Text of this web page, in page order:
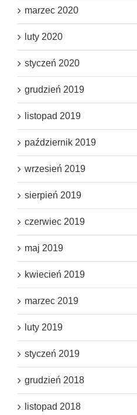
marzec 2020
luty 2020
styczeń 2020
grudzień 2019
listopad 2019
październik 2019
wrzesień 2019
sierpień 2019
czerwiec 2019
maj 2019
kwiecień 2019
marzec 2019
luty 2019
styczeń 2019
grudzień 2018
listopad 2018